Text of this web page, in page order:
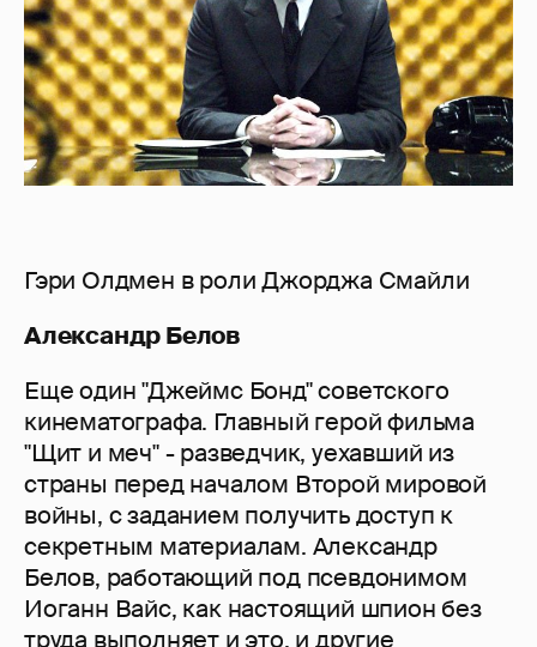
Гэри Олдмен в роли Джорджа Смайли
Александр Белов
Еще один "Джеймс Бонд" советского
кинематографа. Главный герой фильма
"Щит и меч" - разведчик, уехавший из
страны перед началом Второй мировой
войны, с заданием получить доступ к
секретным материалам. Александр
Белов, работающий под псевдонимом
Иоганн Вайс, как настоящий шпион без
труда выполняет и это, и другие